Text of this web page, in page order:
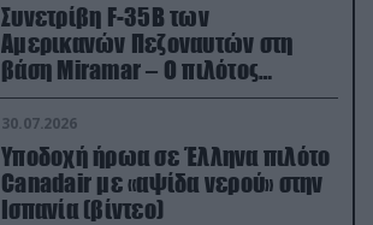
Συνετρίβη F-35B των
Αμερικανών Πεζοναυτών στη
βάση Miramar – Ο πιλότος
εκτινάχθηκε εγκαίρως
30.07.2026
Υποδοχή ήρωα σε Έλληνα πιλότο
Canadair με «αψίδα νερού» στην
Ισπανία (βίντεο)